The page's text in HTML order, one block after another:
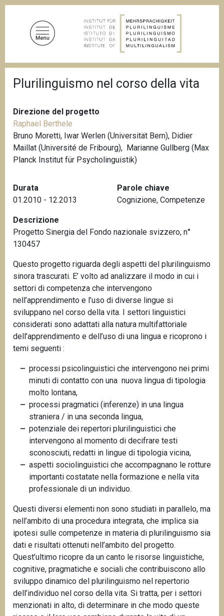
r
i
i
o
l
e
d
i
p
e
Plurilinguismo nel corso della vita
Direzione del progetto
Raphael Berthele
Bruno Moretti, Iwar Werlen (Universität Bern), Didier
Maillat (Université de Fribourg), Marianne Gullberg ( Max
Planck Institut für Psycholinguistik)
Durata
01.2010 - 12.2013
Parole chiave
Cognizione, Competenze
Descrizione
Progetto Sinergia del Fondo nazionale svizzero, n°
130457
Questo progetto riguarda degli aspetti del plurilinguismo
sinora trascurati. E’ volto ad analizzare il modo in cui i
settori di competenza che intervengono
nell’apprendimento e l’uso di diverse lingue si
sviluppano nel corso della vita. I settori linguistici
considerati sono adattati alla natura multifattoriale
dell’apprendimento e dell’uso di una lingua e ricoprono i
temi seguenti :
processi psicolinguistici che intervengono nei primi
minuti di contatto con una nuova lingua di tipologia
molto lontana,
processi pragmatici (inferenze) in una lingua
straniera / in una seconda lingua,
potenziale dei repertori plurilinguistici che
intervengono al momento di decifrare testi
sconosciuti, redatti in lingue di tipologia vicina,
aspetti sociolinguistici che accompagnano le rotture
importanti costatate nella formazione e nella vita
professionale di un individuo.
Questi diversi elementi non sono studiati in parallelo, ma
nell’ambito di una procedura integrata, che implica sia
ipotesi sulle competenze in materia di plurilinguismo sia
dati e risultati ottenuti nell’ambito del progetto.
Quest’ultimo ricopre da un canto le risorse linguistiche,
cognitive, pragmatiche e sociali che contribuiscono allo
sviluppo dinamico del plurilinguismo nel repertorio
dell’individuo nel corso della vita. Si tratta, per i settori
menzionati in alto, di determinare in che modo queste